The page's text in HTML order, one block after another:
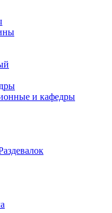
и кафедры